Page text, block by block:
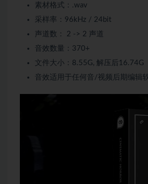
素材格式：.wav
采样率：96kHz / 24bit
声道数： 2 -> 2 声道
音效数量：370+
文件大小：8.55G, 解压后16.74G
音效适用于任何音/视频后期编辑